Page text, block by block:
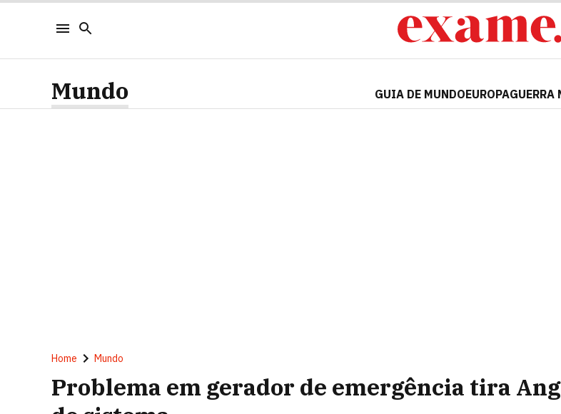
Mundo GUIA DE MUNDOEUROPAGUERRA
Home Mundo
Problema em gerador de emergência tira